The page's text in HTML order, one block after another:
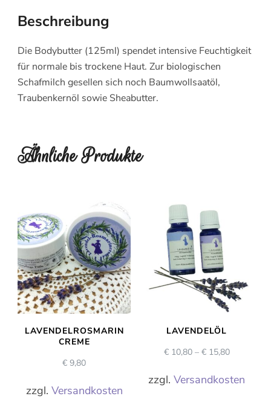
Beschreibung
Die Bodybutter (125ml) spendet intensive Feuchtigkeit
für normale bis trockene Haut. Zur biologischen
Schafmilch gesellen sich noch Baumwollsaatöl,
Traubenkernöl sowie Sheabutter.
Ähnliche Produkte
LAVENDELROSMARIN
CREME
€ 9,80
zzgl. Versandkosten
LAVENDELÖL
€10,80– €15,80
zzgl.Versandkosten